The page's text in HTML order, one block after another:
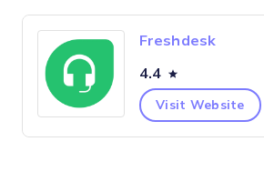
Freshdesk
4.4
Visit Website